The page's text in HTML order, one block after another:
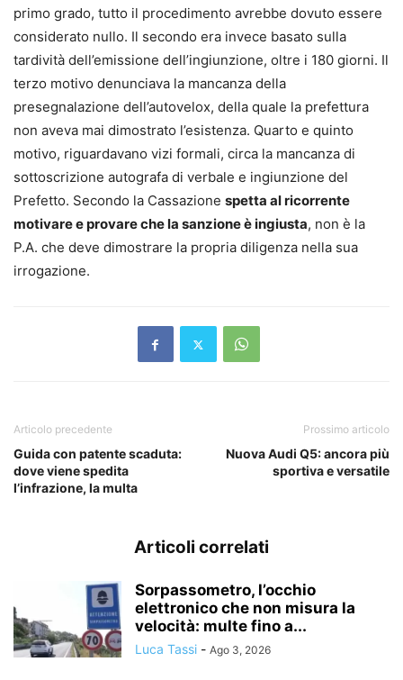
primo grado, tutto il procedimento avrebbe dovuto essere
considerato nullo. Il secondo era invece basato sulla
tardività dell’emissione dell’ingiunzione, oltre i 180 giorni. Il
terzo motivo denunciava la mancanza della
presegnalazione dell’autovelox, della quale la prefettura
non aveva mai dimostrato l’esistenza. Quarto e quinto
motivo, riguardavano vizi formali, circa la mancanza di
sottoscrizione autografa di verbale e ingiunzione del
Prefetto. Secondo la Cassazione spetta al ricorrente
motivare e provare che la sanzione è ingiusta, non è la
P.A. che deve dimostrare la propria diligenza nella sua
irrogazione.
Articolo precedente
Guida con patente scaduta:
dove viene spedita
l’infrazione, la multa
Prossimo articolo
Nuova Audi Q5: ancora più
sportiva e versatile
Articoli correlati
Sorpassometro, l’occhio
elettronico che non misura la
velocità: multe fino a...
Luca Tassi - Ago 3, 2026